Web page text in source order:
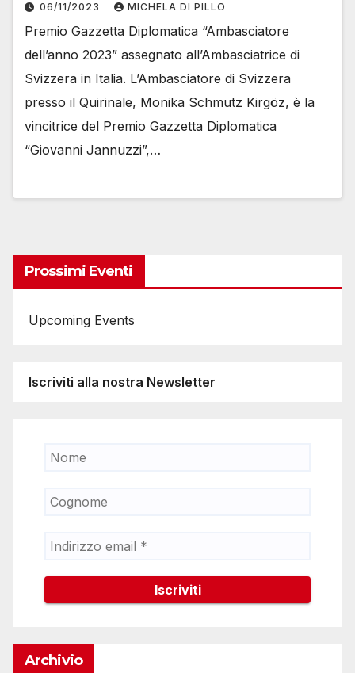
06/11/2023 MICHELA DI PILLO
Premio Gazzetta Diplomatica “Ambasciatore
dell’anno 2023” assegnato all’Ambasciatrice di
Svizzera in Italia. L’Ambasciatore di Svizzera
presso il Quirinale, Monika Schmutz Kirgöz, è la
vincitrice del Premio Gazzetta Diplomatica
“Giovanni Jannuzzi”,…
Prossimi Eventi
Upcoming Events
Iscriviti alla nostra Newsletter
Archivio